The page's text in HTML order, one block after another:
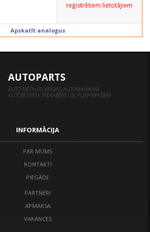
reģistrētiem lietotājiem
Apskatīt analogus
AUTOPARTS
AUTO DETAĻAS KRAVAS AUTOMAŠĪNĀM,
AUTOBUSIEM, PIEKABĒM UN PUSPIEKABĒM
INFORMĀCIJA
PAR MUMS
KONTAKTI
PIEGĀDE
PARTNERI
APMAKSA
VAKANCES